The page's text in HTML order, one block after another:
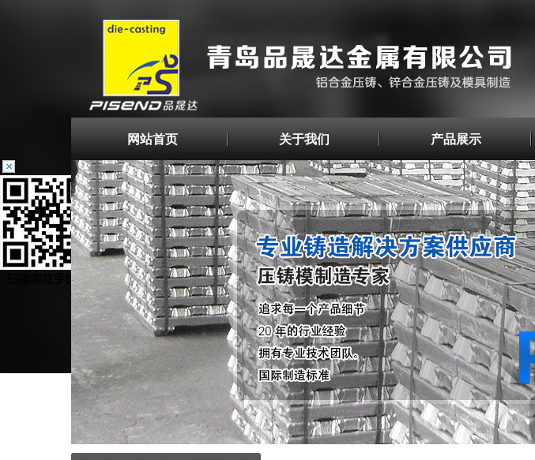
网站首页 关于我们 产品展示